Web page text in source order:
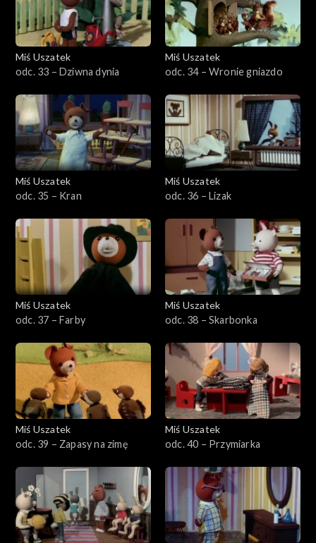
Miś Uszatek
odc. 33 – Dziwna dynia
Miś Uszatek
odc. 34 – Wronie gniazdo
Miś Uszatek
odc. 35 – Kran
Miś Uszatek
odc. 36 – Lizak
Miś Uszatek
odc. 37 – Farby
Miś Uszatek
odc. 38 – Skarbonka
Miś Uszatek
odc. 39 – Zapasy na zimę
Miś Uszatek
odc. 40 – Przymiarka